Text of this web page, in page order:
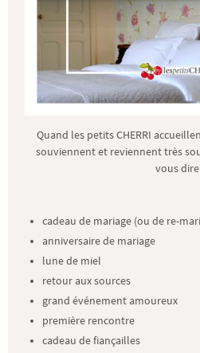
Quand les petits CHERRI
souviennent et reviennent très
vous
cadeau de mariage (ou de re-
anniversaire de mariage
lune de miel
retour aux sources
grand événement amoureux
première rencontre
cadeau de fiançailles